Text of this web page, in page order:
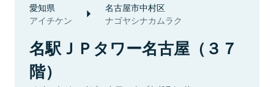
愛知県
アイチケン
名古屋市中村区
ナゴヤシナカムラク
名駅ＪＰタワー名古屋（３７
階）